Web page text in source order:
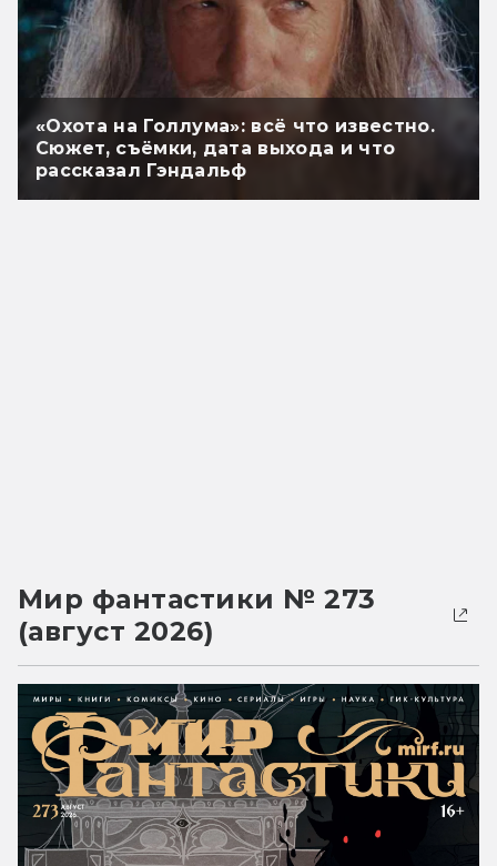
«Охота на Голлума»: всё что известно.
Сюжет, съёмки, дата выхода и что
рассказал Гэндальф
Мир фантастики № 273
(август 2026)